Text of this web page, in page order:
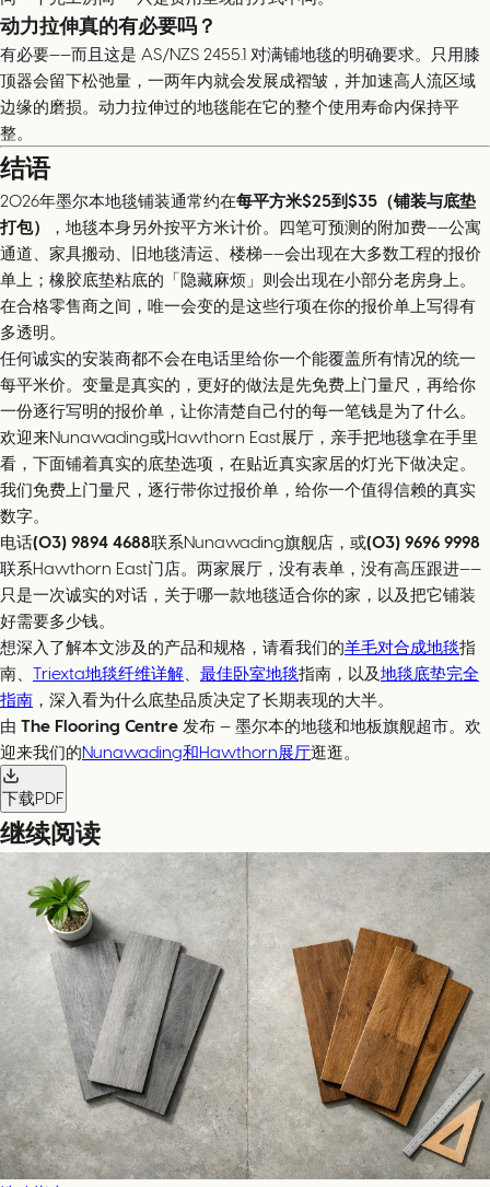
动力拉伸真的有必要吗？
有必要——而且这是 AS/NZS 2455.1 对满铺地毯的明确要求。只用膝
顶器会留下松弛量，一两年内就会发展成褶皱，并加速高人流区域
边缘的磨损。动力拉伸过的地毯能在它的整个使用寿命内保持平
整。
结语
2026年墨尔本地毯铺装通常约在每平方米$25到$35（铺装与底垫
打包）
，地毯本身另外按平方米计价。四笔可预测的附加费——公寓
通道、家具搬动、旧地毯清运、楼梯——会出现在大多数工程的报价
单上；橡胶底垫粘底的「隐藏麻烦」则会出现在小部分老房身上。
在合格零售商之间，唯一会变的是这些行项在你的报价单上写得有
多透明。
任何诚实的安装商都不会在电话里给你一个能覆盖所有情况的统一
每平米价。变量是真实的，更好的做法是先免费上门量尺，再给你
一份逐行写明的报价单，让你清楚自己付的每一笔钱是为了什么。
欢迎来Nunawading或Hawthorn East展厅，亲手把地毯拿在手里
看，下面铺着真实的底垫选项，在贴近真实家居的灯光下做决定。
我们免费上门量尺，逐行带你过报价单，给你一个值得信赖的真实
数字。
电话(03) 9894 4688联系Nunawading旗舰店，或(03) 9696 9998
联系Hawthorn East门店。两家展厅，没有表单，没有高压跟进——
只是一次诚实的对话，关于哪一款地毯适合你的家，以及把它铺装
好需要多少钱。
想深入了解本文涉及的产品和规格，请看我们的羊毛对合成地毯指
南、 Triexta地毯纤维详解 最佳卧室地毯指南，以及地毯底垫完全
指南 ，深入看为什么底垫品质决定了长期表现的大半。
由 The Flooring Centre 发布 — 墨尔本的地毯和地板旗舰超市。欢
迎来我们的Nunawading和Hawthorn展厅逛逛。
下载PDF
继续阅读